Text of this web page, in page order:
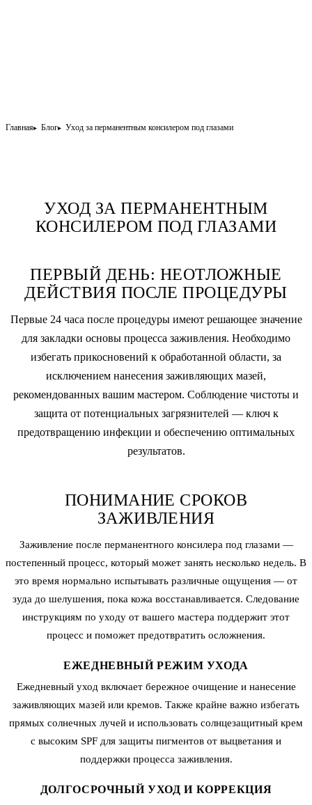
Главная Блог Уход за перманентным консилером под глазами
УХОД ЗА ПЕРМАНЕНТНЫМ
КОНСИЛЕРОМ ПОД ГЛАЗАМИ
ПЕРВЫЙ ДЕНЬ: НЕОТЛОЖНЫЕ
ДЕЙСТВИЯ ПОСЛЕ ПРОЦЕДУРЫ
Первые 24 часа после процедуры имеют решающее значение
для закладки основы процесса заживления. Необходимо
избегать прикосновений к обработанной области, за
исключением нанесения заживляющих мазей,
рекомендованных вашим мастером. Соблюдение чистоты и
защита от потенциальных загрязнителей — ключ к
предотвращению инфекции и обеспечению оптимальных
результатов.
ПОНИМАНИЕ СРОКОВ
ЗАЖИВЛЕНИЯ
Заживление после перманентного консилера под глазами —
постепенный процесс, который может занять несколько недель. В
это время нормально испытывать различные ощущения — от
зуда до шелушения, пока кожа восстанавливается. Следование
инструкциям по уходу от вашего мастера поддержит этот
процесс и поможет предотвратить осложнения.
ЕЖЕДНЕВНЫЙ РЕЖИМ УХОДА
Ежедневный уход включает бережное очищение и нанесение
заживляющих мазей или кремов. Также крайне важно избегать
прямых солнечных лучей и использовать солнцезащитный крем
с высоким SPF для защиты пигментов от выцветания и
поддержки процесса заживления.
ДОЛГОСРОЧНЫЙ УХОД И КОРРЕКЦИЯ